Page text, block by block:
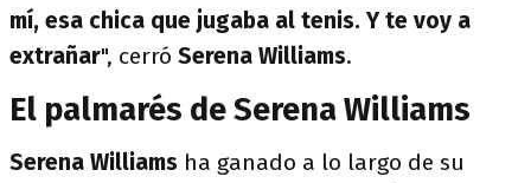
mí, esa chica que jugaba al tenis. Y te voy a
extrañar", cerró Serena Williams.
El palmarés de Serena Williams
Serena Williams ha ganado a lo largo de su